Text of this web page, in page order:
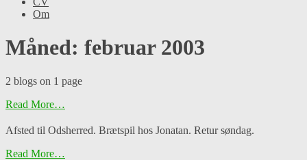
Om
Måned: februar 2003
2 blogs on 1 page
Read More…
Afsted til Odsherred. Brætspil hos Jonatan. Retur søndag.
Read More…